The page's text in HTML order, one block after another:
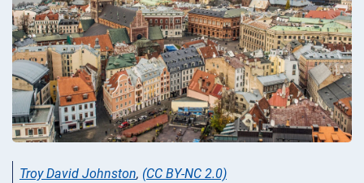
Troy David Johnston, (CC BY-NC 2.0)